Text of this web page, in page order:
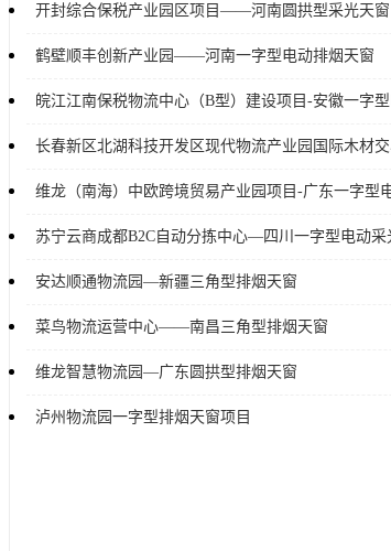
开封综合保税产业园区项目——河南圆拱型采光天窗
鹤壁顺丰创新产业园——河南一字型电动排烟天窗
皖江江南保税物流中心（B型）建设项目-安徽一字
长春新区北湖科技开发区现代物流产业园国际木材
维龙（南海）中欧跨境贸易产业园项目-广东一字型
苏宁云商成都B2C自动分拣中心—四川一字型电动采
安达顺通物流园—新疆三角型排烟天窗
菜鸟物流运营中心——南昌三角型排烟天窗
维龙智慧物流园—广东圆拱型排烟天窗
泸州物流园一字型排烟天窗项目